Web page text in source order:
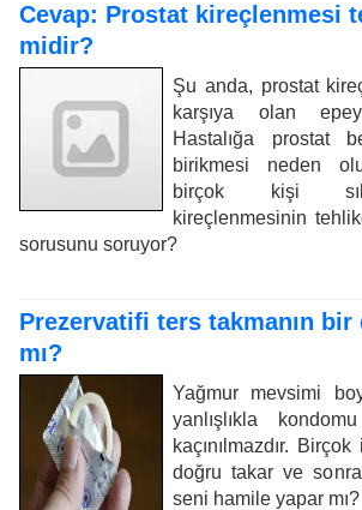
Cevap: Prostat kireçlenmesi
midir?
Şu anda, prostat
karşıya olan
Hastalığa prostat
birikmesi neden
birçok kişi
kireçlenmesinin
sorusunu soruyor?
Prezervatifi ters takmanın
mı?
Yağmur mevsimi
yanlışlıkla
kaçınılmazdır.
doğru takar ve
seni hamile yapar mı?